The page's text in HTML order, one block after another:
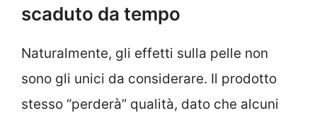
scaduto da tempo
Naturalmente, gli effetti sulla pelle non
sono gli unici da considerare. Il prodotto
stesso “perderà” qualità, dato che alcuni